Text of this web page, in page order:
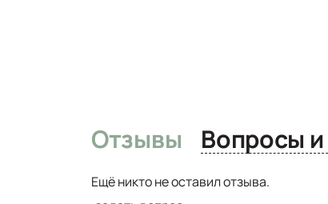
Отзывы
Ещё никто не оставил отзыва.